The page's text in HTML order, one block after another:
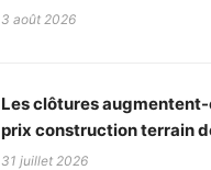
3 août 2026
Les clôtures
prix construction terrain
31 juillet 2026